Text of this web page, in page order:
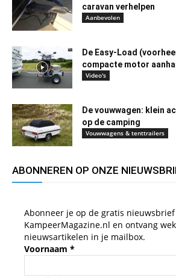
caravan verhelpen
Aanbevolen
De Easy-Load
compacte motor
Video's
De vouwwagen: klein
op de camping
Vouwwagens & tenttrailers
ABONNEREN OP ONZE
Abonneer je op de gratis nieuwsbrief
KampeerMagazine.nl en ontvang
nieuwsartikelen in je mailbox.
Voornaam *